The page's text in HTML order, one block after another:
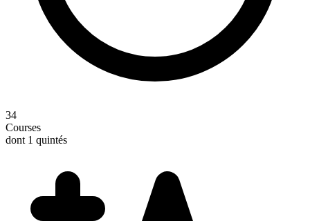
34
Courses
dont 1 quintés